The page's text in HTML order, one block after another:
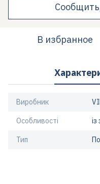
В избранное
Виробник
Особливості
Тип